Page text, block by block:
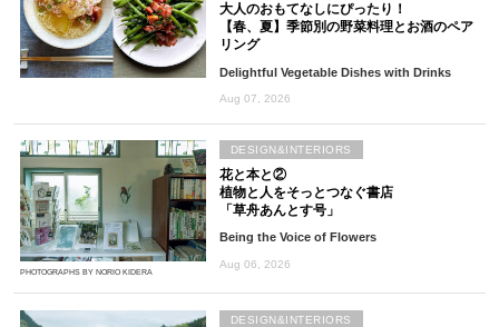
大人のおもてなしにぴったり！
【春、夏】季節別の野菜料理とお酒のペア
リング
Delightful Vegetable Dishes with Drinks
Aug 07, 2026
PHOTOGRAPHS BY NORIO KIDERA
花と本と②
植物と人をそっとつなぐ書店
「草舟あんとす号」
Being the Voice of Flowers
Aug 06, 2026
DESIGN&INTERIORS
DESIGN&INTERIORS